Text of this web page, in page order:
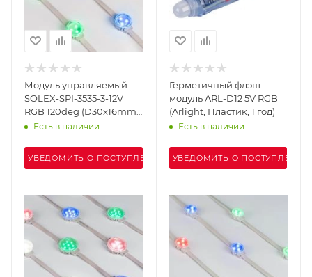
Модуль управляемый
SOLEX-SPI-3535-3-12V
RGB 120deg (D30x16mm,
0.75W, IP67) (Arlight,
Есть в наличии
УВЕДОМИТЬ О ПОСТУПЛЕНИИ
Герметичный флэш-
модуль ARL-D12 5V RGB
(Arlight, Пластик, 1 год)
Есть в наличии
УВЕДОМИТЬ О ПОСТУПЛЕНИИ